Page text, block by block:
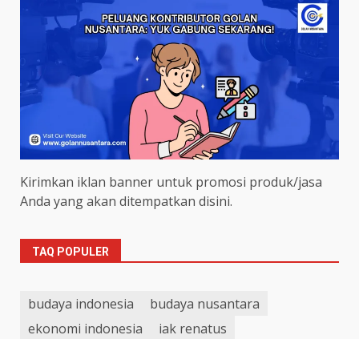
Kirimkan iklan banner untuk promosi produk/jasa
Anda yang akan ditempatkan disini.
TAQ POPULER
budaya indonesia
budaya nusantara
ekonomi indonesia
iak renatus